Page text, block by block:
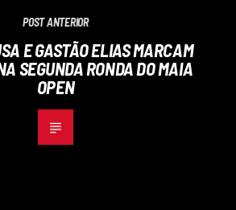
POST ANTERIOR
E GASTÃO ELIAS MARCAM
SEGUNDA RONDA DO MAIA
OPEN